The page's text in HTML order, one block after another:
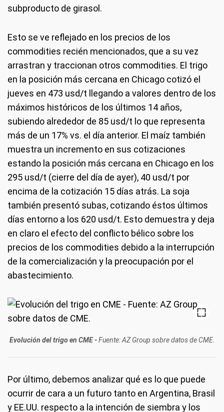
subproducto de girasol.
Esto se ve reflejado en los precios de los
commodities recién mencionados, que a su vez
arrastran y traccionan otros commodities. El trigo
en la posición más cercana en Chicago cotizó el
jueves en 473 usd/t llegando a valores dentro de los
máximos históricos de los últimos 14 años,
subiendo alrededor de 85 usd/t lo que representa
más de un 17% vs. el día anterior. El maíz también
muestra un incremento en sus cotizaciones
estando la posición más cercana en Chicago en los
295 usd/t (cierre del día de ayer), 40 usd/t por
encima de la cotización 15 días atrás. La soja
también presentó subas, cotizando éstos últimos
días entorno a los 620 usd/t. Esto demuestra y deja
en claro el efecto del conflicto bélico sobre los
precios de los commodities debido a la interrupción
de la comercialización y la preocupación por el
abastecimiento.
Evolución del trigo en CME -Fuente: AZ Group sobre datos de CME.
Por último, debemos analizar qué es lo que puede
ocurrir de cara a un futuro tanto en Argentina, Brasil
y EE.UU. respecto a la intención de siembra y los